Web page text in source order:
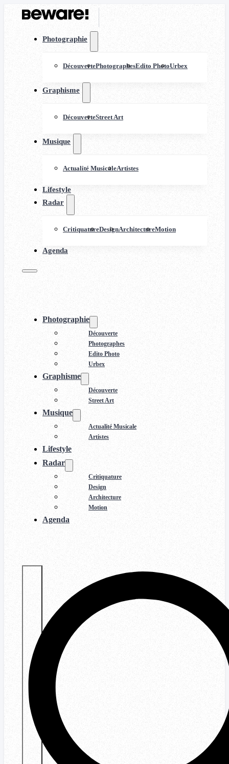
Photographie
DécouvertePhotographesEdito PhotoUrbex
Graphisme
DécouverteStreet Art
Musique
Actualité MusicaleArtistes
Lifestyle
Radar
CritiquatureDesignArchitectureMotion
Agenda
Photographie
Découverte
Photographes
Edito Photo
Urbex
Graphisme
Découverte
Street Art
Musique
Actualité Musicale
Artistes
Lifestyle
Radar
Critiquature
Design
Architecture
Motion
Agenda